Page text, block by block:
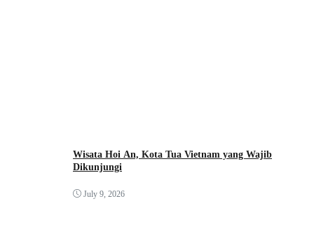
Wisata Hoi An, Kota Tua Vietnam yang Wajib
Dikunjungi
July 9, 2026